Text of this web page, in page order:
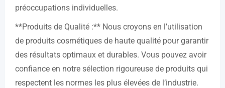
préoccupations individuelles.
**Produits de Qualité :** Nous croyons en l’utilisation
de produits cosmétiques de haute qualité pour garantir
des résultats optimaux et durables. Vous pouvez avoir
confiance en notre sélection rigoureuse de produits qui
respectent les normes les plus élevées de l’industrie.